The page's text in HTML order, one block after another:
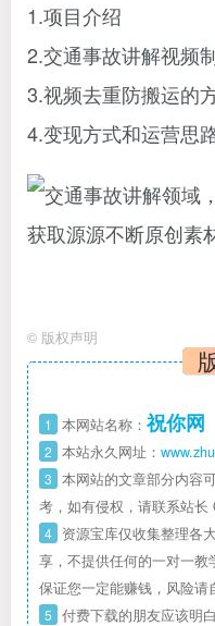
1.项目介绍
2.交通事故讲解视频
3.视频去重防搬运的
4.变现方式和运营思
© 版权声明
1 本网站名称： 祝你网
2 本站永久网址：
3 本网站的文章部分内容
考，如有侵权，请联系站长
4 资源宝库仅收集整理各
享，不提供任何的一对一
保证您一定能赚钱，风险请
5 付费下载的朋友应该明